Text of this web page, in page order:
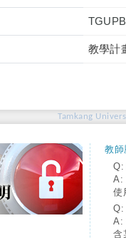
教學計
Tamkang
教師
Q:
A:
使
Q:
A:
含